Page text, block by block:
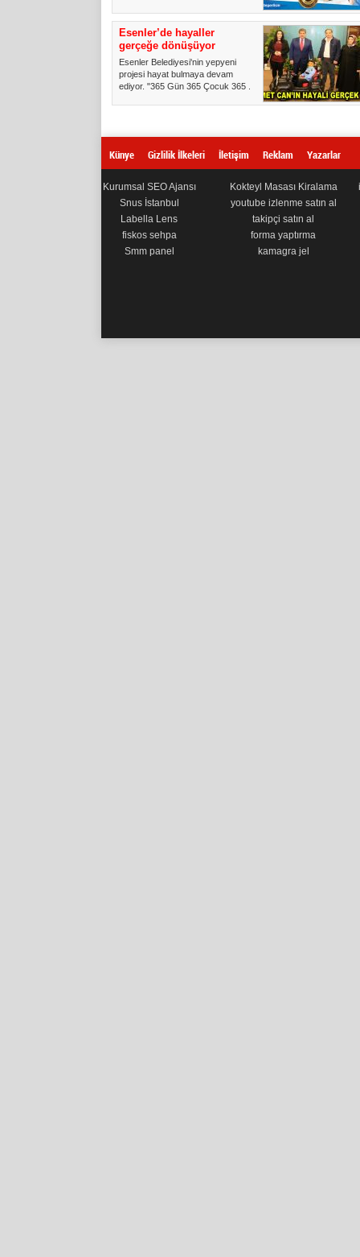
Esenler’de hayaller
gerçeğe dönüşüyor
Esenler Belediyesi'nin yepyeni
projesi hayat bulmaya devam
ediyor. "365 Gün 365 Çocuk 365 ...
Künye Gizlilik İlkeleri İletişim Reklam Yazarlar
Kurumsal SEO Ajansı
Snus İstanbul
Labella Lens
fiskos sehpa
Smm panel
Kokteyl Masası Kiralama
youtube izlenme satın al
takipçi satın al
forma yaptırma
kamagra jel